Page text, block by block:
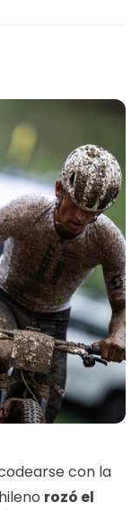
con la
rozó el